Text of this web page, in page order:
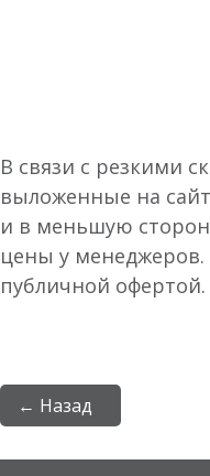
В связи с резкими
выложенные на
и в меньшую
цены у
публичной офертой.
← Назад